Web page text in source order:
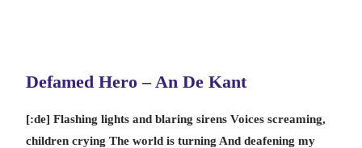
Defamed Hero – An De Kant
[:de] Flashing lights and blaring sirens Voices screaming,
children crying The world is turning And deafening my